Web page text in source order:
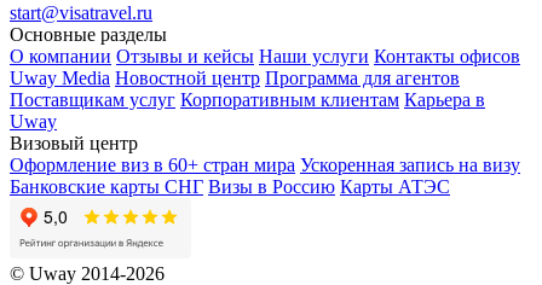
start@visatravel.ru
Основные разделы
О компании Отзывы и кейсы Наши услуги Контакты офисов
Uway Media Новостной центр Программа для агентов
Поставщикам услуг Корпоративным клиентам Карьера в
Uway
Визовый центр
Оформление виз в 60+ стран мира Ускоренная запись на визу
Банковские карты СНГ Визы в Россию Карты АТЭС
© Uway 2014-2026